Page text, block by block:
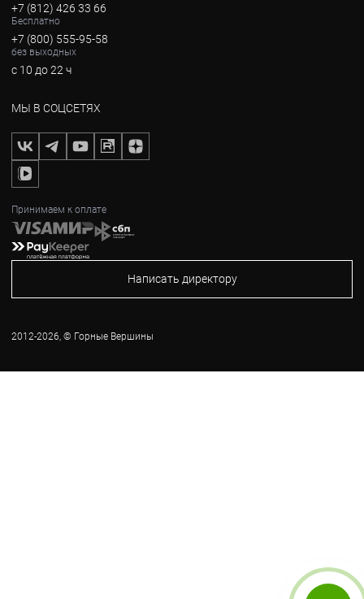
+7 (812) 426 33 66
Бесплатно
+7 (800) 555-95-58
без выходных
с 10 до 22 ч
МЫ В СОЦСЕТЯХ
Принимаем к оплате
Написать директору
2012-2026, © Горные Вершины